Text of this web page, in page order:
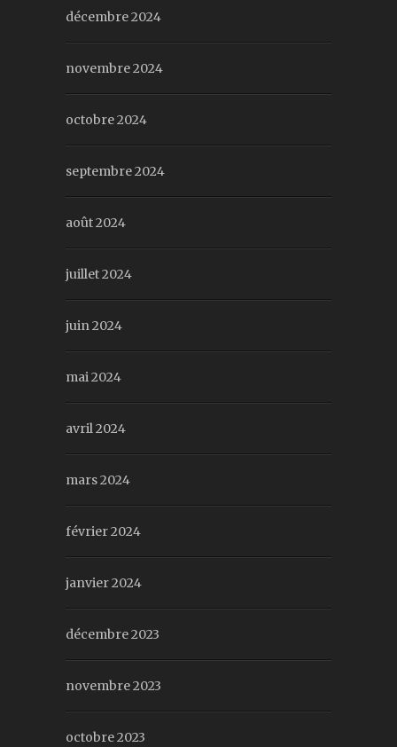
décembre 2024
novembre 2024
octobre 2024
septembre 2024
août 2024
juillet 2024
juin 2024
mai 2024
avril 2024
mars 2024
février 2024
janvier 2024
décembre 2023
novembre 2023
octobre 2023